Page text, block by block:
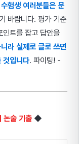
험생 여러분들은 문
바랍니다. 평가 기준
인트를 잡고 답안을
라 실제로 글로 쓰면
것입니다. 파이팅! -
술 기출 ◆